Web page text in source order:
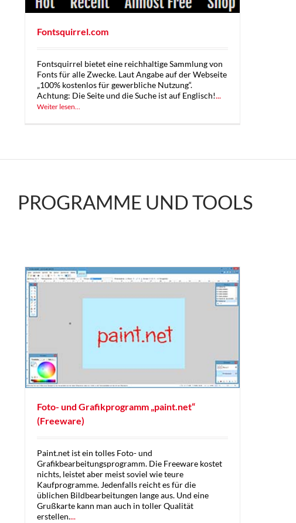
Fontsquirrel.com
Fontsquirrel bietet eine reichhaltige Sammlung von
Fonts für alle Zwecke. Laut Angabe auf der Webseite
„100% kostenlos für gewerbliche Nutzung“.
Achtung: Die Seite und die Suche ist auf Englisch!...
Weiter lesen...
PROGRAMME UND TOOLS
Foto- und Grafikprogramm „paint.net“
(Freeware)
Paint.net ist ein tolles Foto- und
Grafikbearbeitungsprogramm. Die Freeware kostet
nichts, leistet aber meist soviel wie teure
Kaufprogramme. Jedenfalls reicht es für die
üblichen Bildbearbeitungen lange aus. Und eine
Grußkarte kann man auch in toller Qualität
erstellen....